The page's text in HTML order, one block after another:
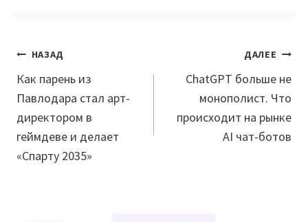
Навигация
по
записям
НАЗАД
Как парень из
Павлодара стал арт-
директором в
геймдеве и делает
«Спарту 2035»
ДАЛЕЕ
ChatGPT больше не
монополист. Что
происходит на рынке
AI чат-ботов